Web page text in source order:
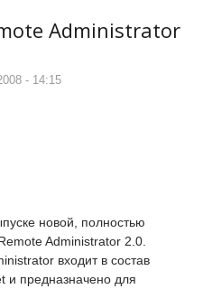
Administrator
- 14:15
новой, полностью
Administrator 2.0.
входит в состав
и предназначено для